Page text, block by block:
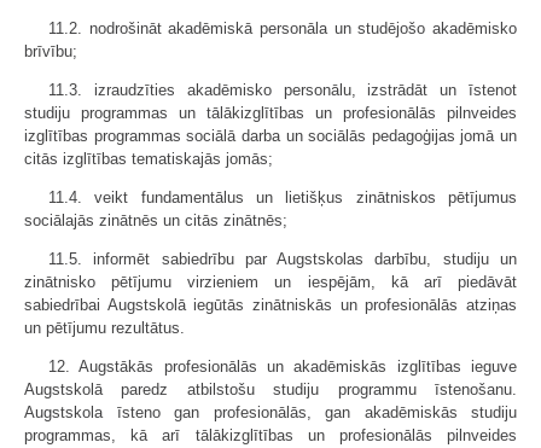
11.2. nodrošināt akadēmiskā personāla un studējošo akadēmisko
brīvību;
11.3. izraudzīties akadēmisko personālu, izstrādāt un īstenot
studiju programmas un tālākizglītības un profesionālās pilnveides
izglītības programmas sociālā darba un sociālās pedagoģijas jomā un
citās izglītības tematiskajās jomās;
11.4. veikt fundamentālus un lietišķus zinātniskos pētījumus
sociālajās zinātnēs un citās zinātnēs;
11.5. informēt sabiedrību par Augstskolas darbību, studiju un
zinātnisko pētījumu virzieniem un iespējām, kā arī piedāvāt
sabiedrībai Augstskolā iegūtās zinātniskās un profesionālās atziņas
un pētījumu rezultātus.
12. Augstākās profesionālās un akadēmiskās izglītības ieguve
Augstskolā paredz atbilstošu studiju programmu īstenošanu.
Augstskola īsteno gan profesionālās, gan akadēmiskās studiju
programmas, kā arī tālākizglītības un profesionālās pilnveides